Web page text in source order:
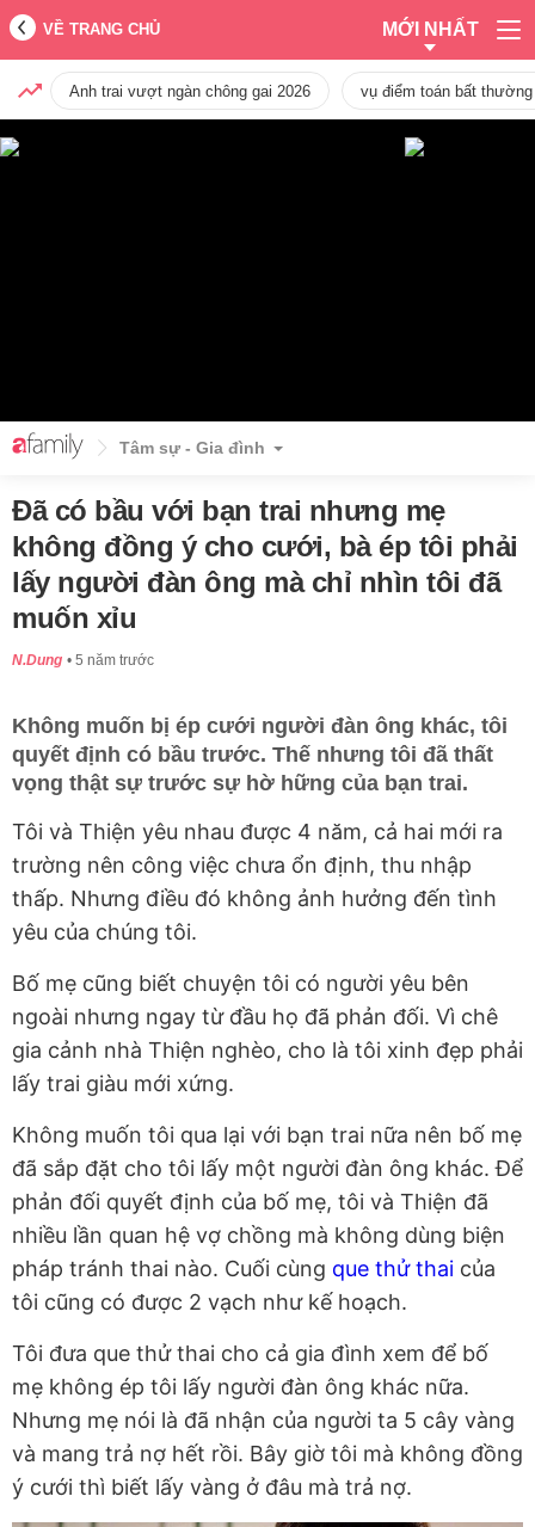
VỀ TRANG CHỦ MỚI NHẤT
Anh trai vượt ngàn chông gai 2026 vụ điểm toán bất
Tâm sự - Gia đình
Đã có bầu với bạn trai nhưng mẹ
không đồng ý cho cưới, bà ép tôi phải
lấy người đàn ông mà chỉ nhìn tôi đã
muốn xỉu
N.Dung 5 năm trước
Không muốn bị ép cưới người đàn ông khác, tôi
quyết định có bầu trước. Thế nhưng tôi đã thất
vọng thật sự trước sự hờ hững của bạn trai.
Tôi và Thiện yêu nhau được 4 năm, cả hai mới ra
trường nên công việc chưa ổn định, thu nhập
thấp. Nhưng điều đó không ảnh hưởng đến tình
yêu của chúng tôi.
Bố mẹ cũng biết chuyện tôi có người yêu bên
ngoài nhưng ngay từ đầu họ đã phản đối. Vì chê
gia cảnh nhà Thiện nghèo, cho là tôi xinh đẹp phải
lấy trai giàu mới xứng.
Không muốn tôi qua lại với bạn trai nữa nên bố mẹ
đã sắp đặt cho tôi lấy một người đàn ông khác. Để
phản đối quyết định của bố mẹ, tôi và Thiện đã
nhiều lần quan hệ vợ chồng mà không dùng biện
pháp tránh thai nào. Cuối cùng que thử thai của
tôi cũng có được 2 vạch như kế hoạch.
Tôi đưa que thử thai cho cả gia đình xem để bố
mẹ không ép tôi lấy người đàn ông khác nữa.
Nhưng mẹ nói là đã nhận của người ta 5 cây vàng
và mang trả nợ hết rồi. Bây giờ tôi mà không đồng
ý cưới thì biết lấy vàng ở đâu mà trả nợ.